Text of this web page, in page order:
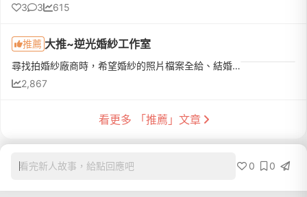
3
3 615
推薦 大推~逆光婚紗工作室
尋找拍婚紗廠商時，希望婚紗的照片檔案全給、結婚租借婚紗及配套的相本方案可彈性選擇，因為僅舉辦家宴，所以沒有大相框及謝卡的需求，結婚當天的禮服也僅需要1白1晚，詢問多家婚紗公司後，最後讓在我遇到了逆光婚紗...
2,867
看更多 「推薦」文章
看完新人故事，給點回應吧 0 0